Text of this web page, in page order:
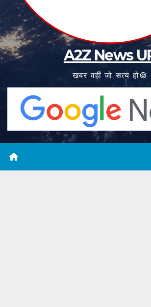
A2Z News
खबर वहीं जो सत्य हो©